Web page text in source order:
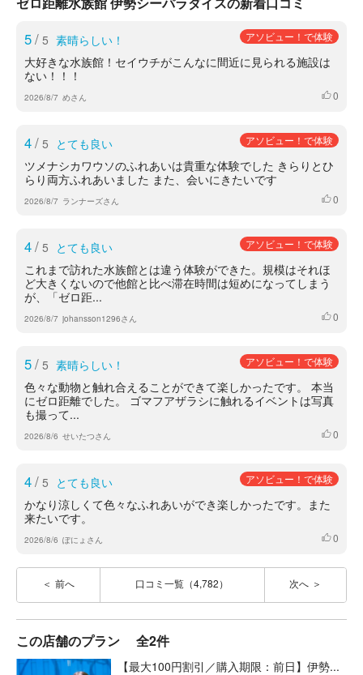
5/ 5 素晴らしい！ アソビュー！で体験
大好きな水族館！セイウチがこんなに間近に見られる施設は
ない！！！
2026/8/7 めさん いいね
0
4/ 5 とても良い アソビュー！で体験
ツメナシカワウソのふれあいは貴重な体験でした きらりとひ
らり両方ふれあいました また、会いにきたいです
2026/8/7 ランナーズさん いいね
0
4/ 5 とても良い アソビュー！で体験
これまで訪れた水族館とは違う体験ができた。規模はそれほ
ど大きくないので他館と比べ滞在時間は短めになってしまう
が、「ゼロ距...
2026/8/7 johansson1296さん いいね
0
5/ 5 素晴らしい！ アソビュー！で体験
色々な動物と触れ合えることができて楽しかったです。 本当
にゼロ距離でした。 ゴマフアザラシに触れるイベントは写真
も撮って...
2026/8/6 せいたつさん いいね
0
4/ 5 とても良い アソビュー！で体験
かなり涼しくて色々なふれあいができ楽しかったです。また
来たいです。
2026/8/6 ぽにょさん いいね
0
前へ 口コミ一覧（4,782） 次へ
この店舗のプラン 全2件
【最大100円割引／購入期限：前日】伊勢...